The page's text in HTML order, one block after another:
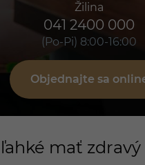
mať
Žilina
041 2400 000
(Po-Pi) 8:00-16:00
Objednajte sa